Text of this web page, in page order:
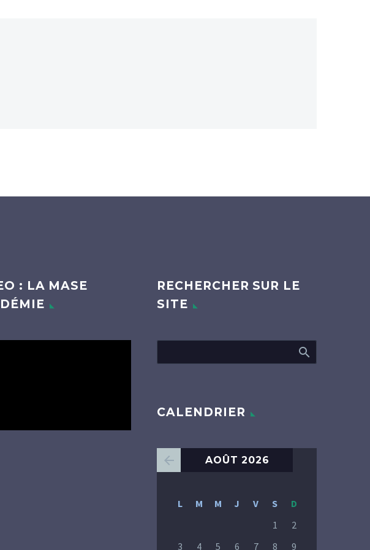
: LA MASE
RECHERCHER SUR LE
SITE
CALENDRIER
AOÛT 2026
L M M J V S
D
1
2
3
4 5 6 7 8 9